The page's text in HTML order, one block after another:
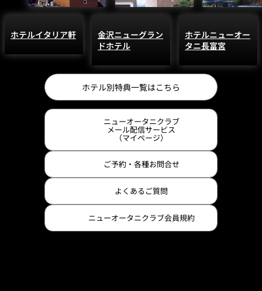
ホテルイタリア軒
金沢ニューグラン
ドホテル
ホテルニューオー
タニ長富宮
ホテル別特典一覧はこちら
ニューオータニクラブ
メール配信サービス
（マイページ）
ご予約・各種お問合せ
よくあるご質問
ニューオータニクラブ会員規約